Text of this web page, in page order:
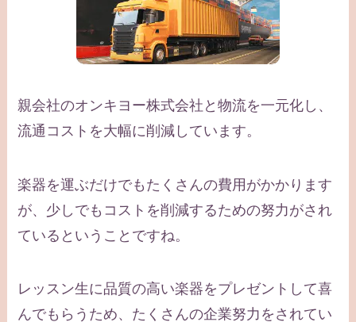
親会社のオンキヨー株式会社と物流を一元化し、
流通コストを大幅に削減しています。
楽器を運ぶだけでもたくさんの費用がかかります
が、少しでもコストを削減するための努力がされ
ているということですね。
レッスン生に品質の高い楽器をプレゼントして喜
んでもらうため、たくさんの企業努力をされてい